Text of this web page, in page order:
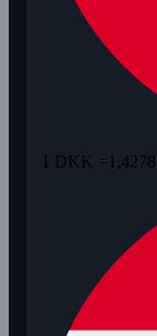
1 DKK = 1,4278